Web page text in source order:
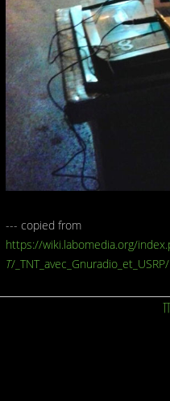
--- copied from
https://wiki.labomedia.org/
T/_TNT_avec_Gnuradio_et_USRP/